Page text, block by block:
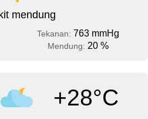
mendung
Tekanan: 763 mmHg
Mendung: 20 %
+28°C